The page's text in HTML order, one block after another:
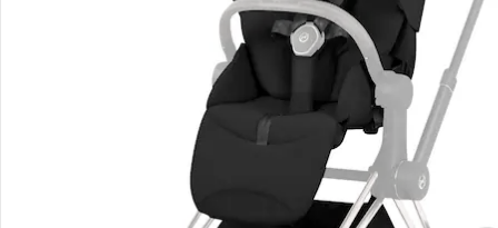
Bestellung & Lieferung
Retoure & Reklamation
Gutscheine & Aktionen